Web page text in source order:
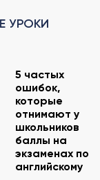
УРОКИ
5 частых
ошибок,
которые
отнимают у
школьников
баллы на
экзаменах по
английскому